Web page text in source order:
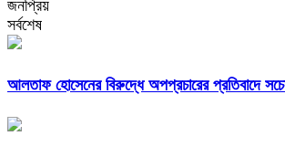
জনপ্রিয়
সর্বশেষ
আলতাফ হোসেনের বিরুদ্ধে অপপ্রচারের প্রতিবাদে